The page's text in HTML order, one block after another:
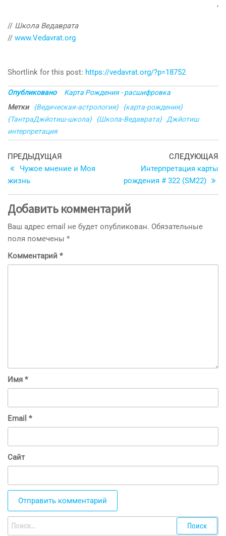
‘
// Школа Ведаврата
// www.Vedavrat.org
Shortlink for this post: https://vedavrat.org/?p=18752
Опубликовано
Карта Рождения - расшифровка
Метки
{Ведическая-астрология}
{карта-рождения}
{ТантраДжйотиш-школа}
{Школа-Ведаврата} Джйотиш
интерпретация
Навигация
по
записям
Предыдущая
запись
ПРЕДЫДУЩАЯ
Чужое мнение и Моя
жизнь
СЛЕДУЮЩАЯ
Интерпретация карты
рождения # 322 (SM22)
Добавить комментарий
Ваш адрес email не будет опубликован. Обязательные
поля помечены *
Комментарий *
Имя *
Email *
Сайт
Найти: